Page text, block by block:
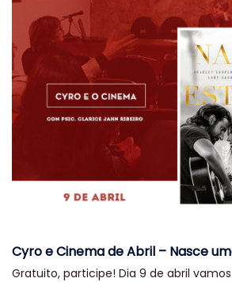
Cyro e Cinema de Abril – Nasce
Gratuito, participe! Dia 9 de abril